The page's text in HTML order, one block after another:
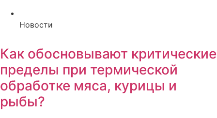
Новости
Как обосновывают критические
пределы при термической
обработке мяса, курицы и
рыбы?